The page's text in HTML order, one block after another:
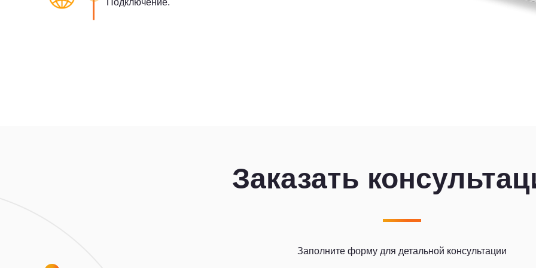
Заказать
Заполните форму для детальной консультации